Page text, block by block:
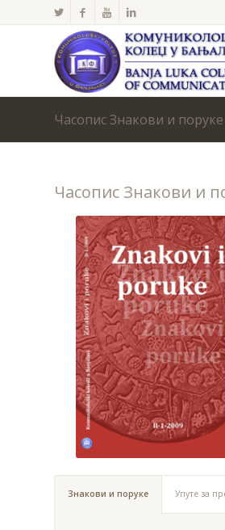
Часопис Знакови и поруке
Часопис Знакови и
Знакови и поруке Упуте за